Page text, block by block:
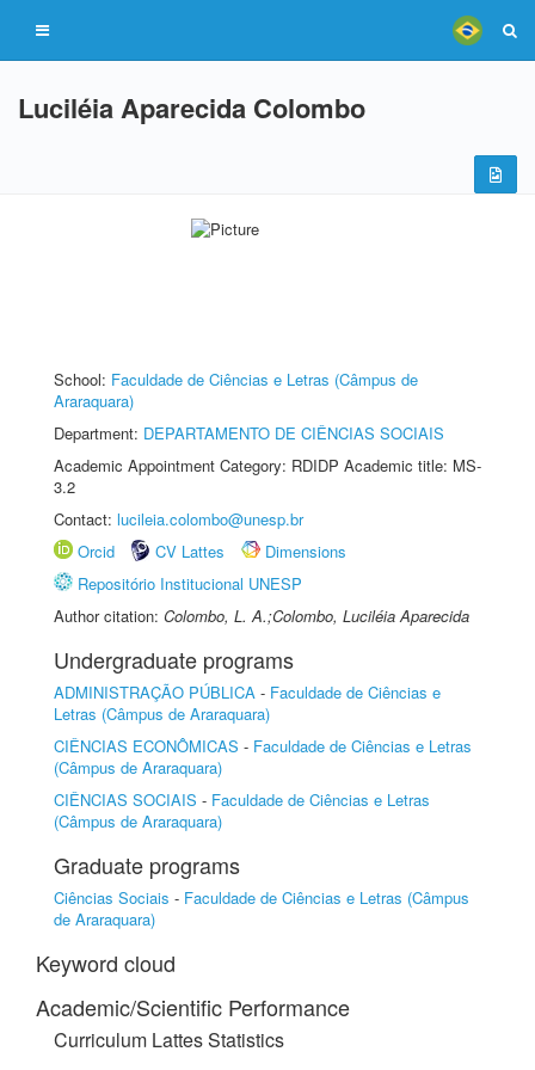
Luciléia Aparecida Colombo
School: Faculdade de Ciências e Letras (Câmpus de
Araraquara)
Department: DEPARTAMENTO DE CIÊNCIAS SOCIAIS
Academic Appointment Category: RDIDP Academic title: MS-
3.2
Contact: lucileia.colombo@unesp.br
Orcid
CV Lattes
Dimensions
Repositório Institucional UNESP
Author citation: Colombo, L. A.;Colombo, Luciléia Aparecida
Undergraduate programs
ADMINISTRAÇÃO PÚBLICA - Faculdade de Ciências e
Letras (Câmpus de Araraquara)
CIÊNCIAS ECONÔMICAS - Faculdade de Ciências e Letras
(Câmpus de Araraquara)
CIÊNCIAS SOCIAIS - Faculdade de Ciências e Letras
(Câmpus de Araraquara)
Graduate programs
Ciências Sociais - Faculdade de Ciências e Letras (Câmpus
de Araraquara)
Keyword cloud
Academic/Scientific Performance
Curriculum Lattes Statistics